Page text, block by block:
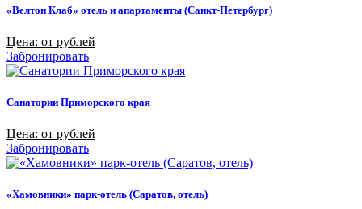
«Велтон Клаб» отель и апартаменты (Санкт-Петербург)
Цена: от рублей
Забронировать
Санатории Приморского края
Цена: от рублей
Забронировать
«Хамовники» парк-отель (Саратов, отель)